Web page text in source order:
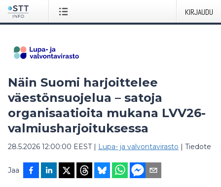
KIRJAUDU
Näin Suomi harjoittelee
väestönsuojelua – satoja
organisaatioita mukana LVV26-
valmiusharjoituksessa
28.5.2026 12:00:00 EEST| Lupa- ja valvontavirasto | Tiedote
Jaa